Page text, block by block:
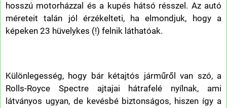
hosszú motorházzal és a kupés hátsó résszel. Az autó
méreteit talán jól érzékelteti, ha elmondjuk, hogy a
képeken 23 hüvelykes (!) felnik láthatóak.
Különlegesség, hogy bár kétajtós járműről van szó, a
Rolls-Royce Spectre ajtajai hátrafelé nyílnak, ami
látványos ugyan, de kevésbé biztonságos, hiszen így a